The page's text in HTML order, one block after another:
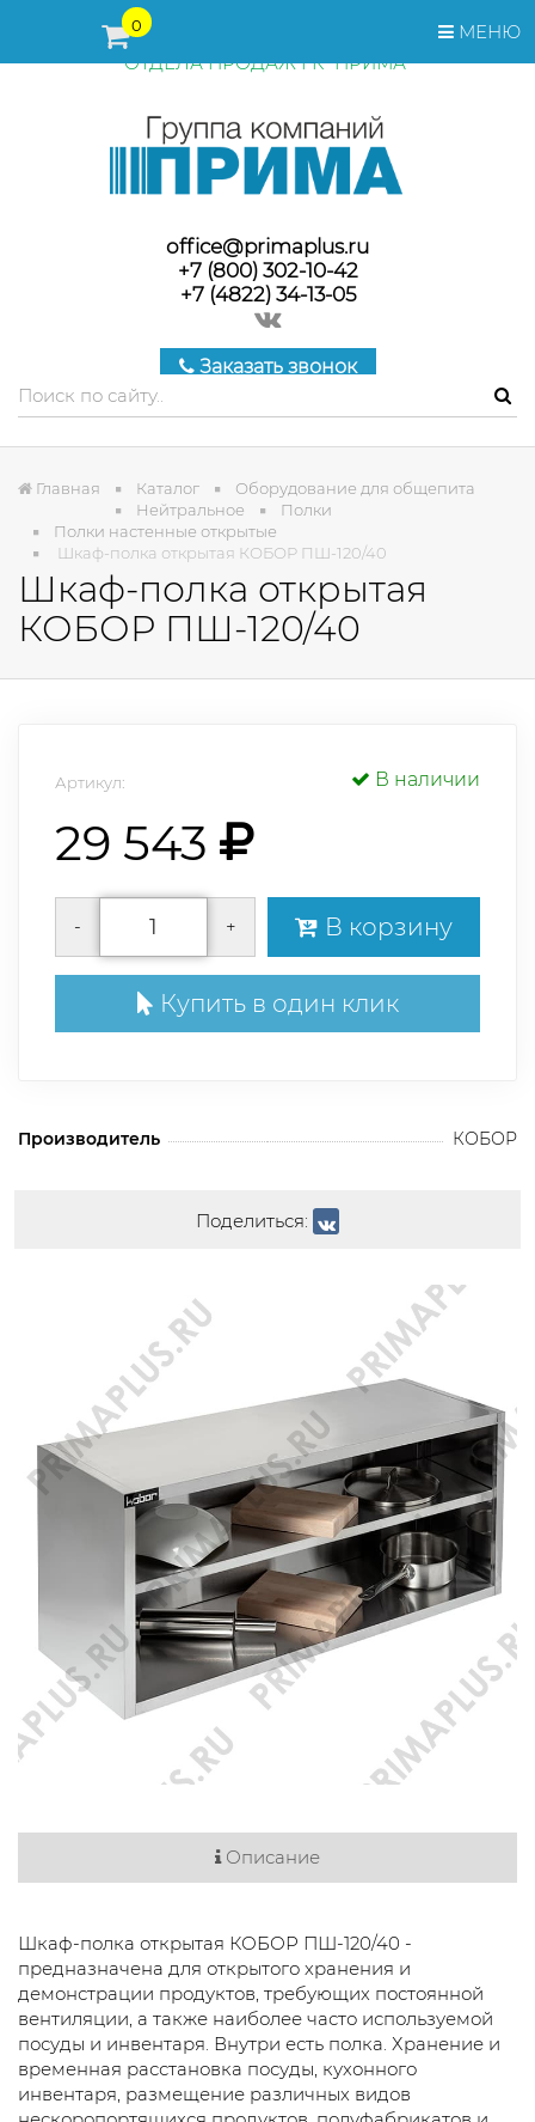
МЕНЮ
0
ПЕРЕД ОФОРМЛЕНИЕМ ЗАКАЗА, СТОИМОСТЬ И СРОКИ
ПОСТАВКИ ТОВАРА УТОЧНЯЙТЕ У МЕНЕДЖЕРОВ
ОТДЕЛА ПРОДАЖ ГК "ПРИМА"
office@primaplus.ru
+7 (800) 302-10-42
+7 (4822) 34-13-05
Заказать звонок
Главная Каталог
Оборудование для общепита
Нейтральное
Полки
Полки настенные открытые
Шкаф-полка открытая КОБОР ПШ-120/40
Шкаф-полка открытая
КОБОР ПШ-120/40
Артикул: В наличии
29 543
- + В корзину
Купить в один клик
Производитель КОБОР
Поделиться:
Описание
Шкаф-полка открытая КОБОР ПШ-120/40 -
предназначена для открытого хранения и
демонстрации продуктов, требующих постоянной
вентиляции, а также наиболее часто используемой
посуды и инвентаря. Внутри есть полка. Хранение и
временная расстановка посуды, кухонного
инвентаря, размещение различных видов